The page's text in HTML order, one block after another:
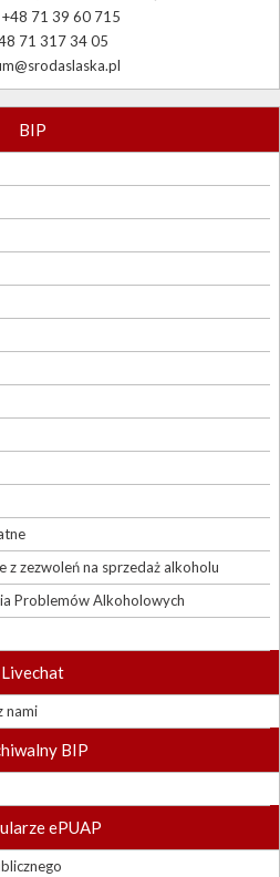
+48 71 39 60 715
71 317 34 05
BIP
z zezwoleń na sprzedaż alkoholu
Problemów Alkoholowych
Livechat
nami
BIP
ePUAP